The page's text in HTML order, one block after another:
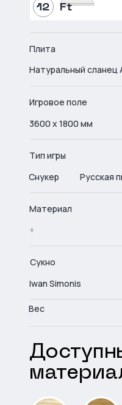
Ft
12
Плита
Игровое поле
Тип игры
Материал
Сукно
Натуральный сланец
3600 х 1800 мм
Русская
Снукер
+
Iwan Simonis
Вес